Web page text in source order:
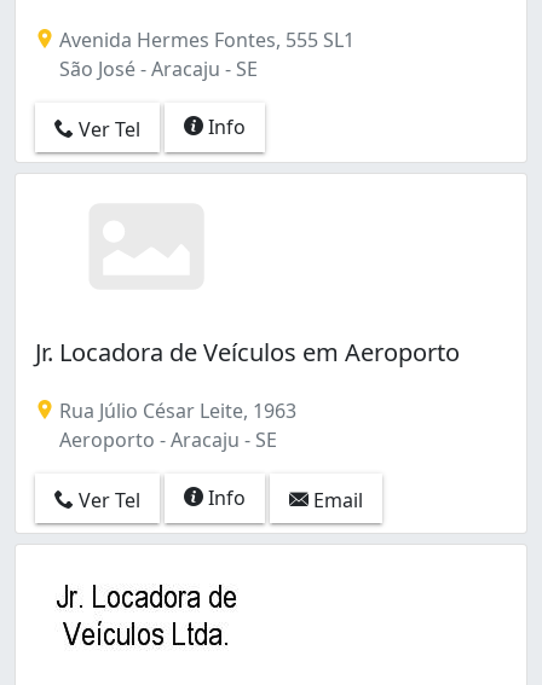
Avenida Hermes Fontes, 555 SL1
São José - Aracaju - SE
Ver Tel Info
Jr. Locadora de Veículos em Aeroporto
Rua Júlio César Leite, 1963
Aeroporto - Aracaju - SE
Ver Tel Info Email